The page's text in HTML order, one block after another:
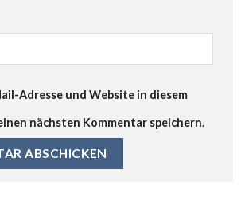
Adresse und Website in diesem
nächsten Kommentar speichern.